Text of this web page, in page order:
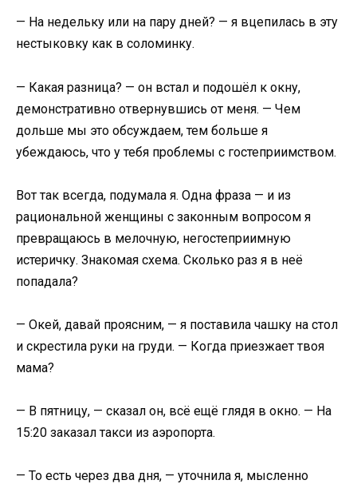
— На недельку или на пару дней? — я вцепилась в эту
нестыковку как в соломинку.
— Какая разница? — он встал и подошёл к окну,
демонстративно отвернувшись от меня. — Чем
дольше мы это обсуждаем, тем больше я
убеждаюсь, что у тебя проблемы с гостеприимством.
Вот так всегда, подумала я. Одна фраза — и из
рациональной женщины с законным вопросом я
превращаюсь в мелочную, негостеприимную
истеричку. Знакомая схема. Сколько раз я в неё
попадала?
— Окей, давай проясним, — я поставила чашку на стол
и скрестила руки на груди. — Когда приезжает твоя
мама?
— В пятницу, — сказал он, всё ещё глядя в окно. — На
15:20 заказал такси из аэропорта.
— То есть через два дня, — уточнила я, мысленно